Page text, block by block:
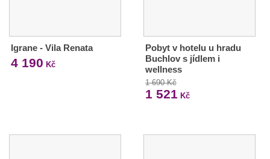
Igrane - Vila Renata
4 190 Kč
Pobyt v hotelu u hradu
Buchlov s jídlem i
wellness
1 690 Kč
1 521 Kč